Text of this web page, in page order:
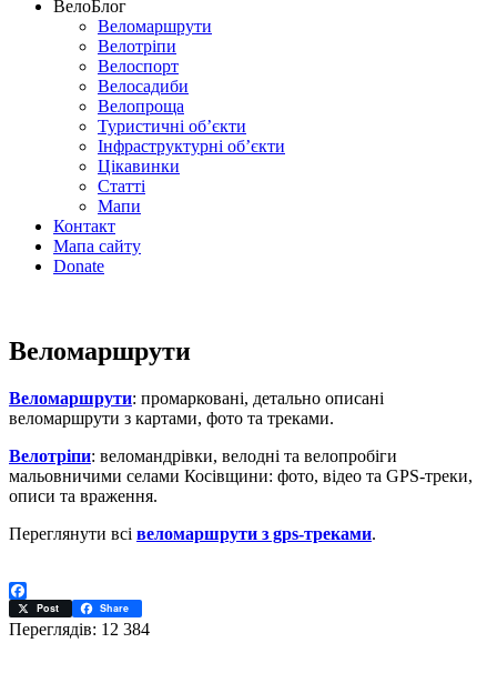
ВелоБлог
Веломаршрути
Велотріпи
Велоспорт
Велосадиби
Велопроща
Туристичні об’єкти
Інфраструктурні об’єкти
Цікавинки
Статті
Мапи
Контакт
Мапа сайту
Donate
Веломаршрути
Веломаршрути: промарковані, детально описані
веломаршрути з картами, фото та треками.
Велотріпи: веломандрівки, велодні та велопробіги
мальовничими селами Косівщини: фото, відео та GPS-треки,
описи та враження.
Переглянути всі веломаршрути з gps-треками.
Facebook
Post Share
Переглядів: 12 384